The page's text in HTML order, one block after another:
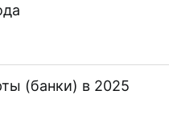
(банки) в 2025